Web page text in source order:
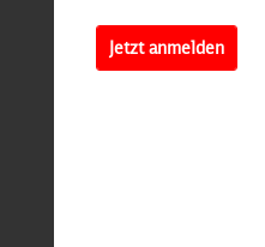
Jetzt anmelden